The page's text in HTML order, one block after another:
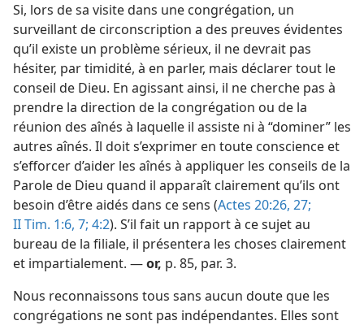
Si, lors de sa visite dans une congrégation, un
surveillant de circonscription a des preuves évidentes
qu’il existe un problème sérieux, il ne devrait pas
hésiter, par timidité, à en parler, mais déclarer tout le
conseil de Dieu. En agissant ainsi, il ne cherche pas à
prendre la direction de la congrégation ou de la
réunion des aînés à laquelle il assiste ni à “dominer” les
autres aînés. Il doit s’exprimer en toute conscience et
s’efforcer d’aider les aînés à appliquer les conseils de la
Parole de Dieu quand il apparaît clairement qu’ils ont
besoin d’être aidés dans ce sens (Actes 20:26, 27;
II Tim. 1:6, 7; 4:2). S’il fait un rapport à ce sujet au
bureau de la filiale, il présentera les choses clairement
et impartialement. —or, p. 85, par. 3.
Nous reconnaissons tous sans aucun doute que les
congrégations ne sont pas indépendantes. Elles sont